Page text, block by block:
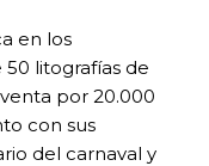
en los
litografías de
por 20.000
con sus
del carnaval y